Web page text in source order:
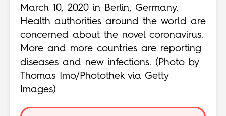
March 10, 2020 in Berlin, Germany.
Health authorities around the world are
concerned about the novel coronavirus.
More and more countries are reporting
diseases and new infections. (Photo by
Thomas Imo/Photothek via Getty
Images)